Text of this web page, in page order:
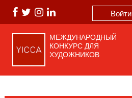
Войти
МЕЖДУНАРОДНЫЙ
КОНКУРС ДЛЯ
ХУДОЖНИКОВ